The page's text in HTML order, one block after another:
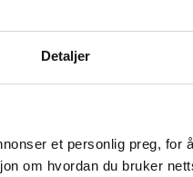
Detaljer
et personlig preg, for
om hvordan du bruker